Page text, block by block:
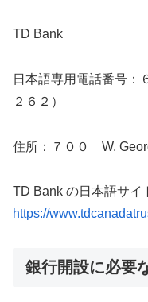
TD Bank
日本語専用電話番号
２６２）
住所：７００ W.
TD Bank の日本語サイ
https://
銀行開設に必要